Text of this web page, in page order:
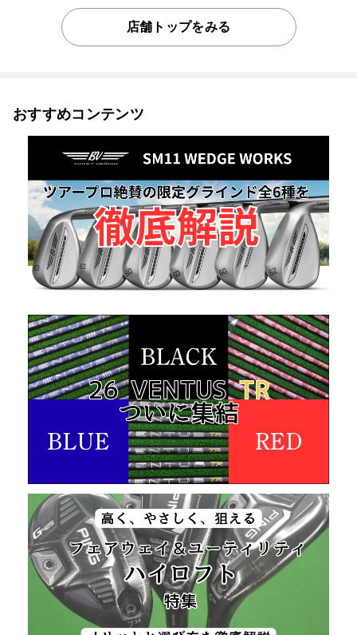
店舗トップをみる
おすすめコンテンツ